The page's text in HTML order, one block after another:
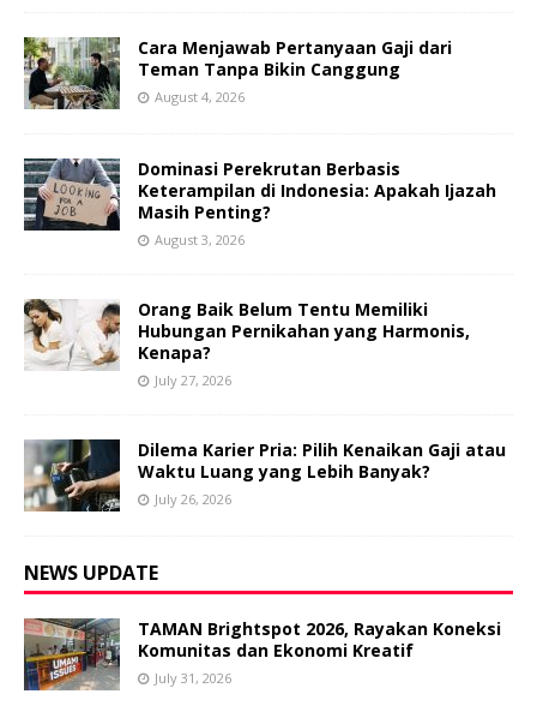
Cara Menjawab Pertanyaan Gaji dari
Teman Tanpa Bikin Canggung
August 4, 2026
Dominasi Perekrutan Berbasis
Keterampilan di Indonesia: Apakah Ijazah
Masih Penting?
August 3, 2026
Orang Baik Belum Tentu Memiliki
Hubungan Pernikahan yang Harmonis,
Kenapa?
July 27, 2026
Dilema Karier Pria: Pilih Kenaikan Gaji atau
Waktu Luang yang Lebih Banyak?
July 26, 2026
NEWS UPDATE
TAMAN Brightspot 2026, Rayakan Koneksi
Komunitas dan Ekonomi Kreatif
July 31, 2026